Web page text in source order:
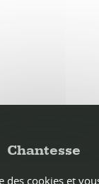
Chantesse
des cookies et